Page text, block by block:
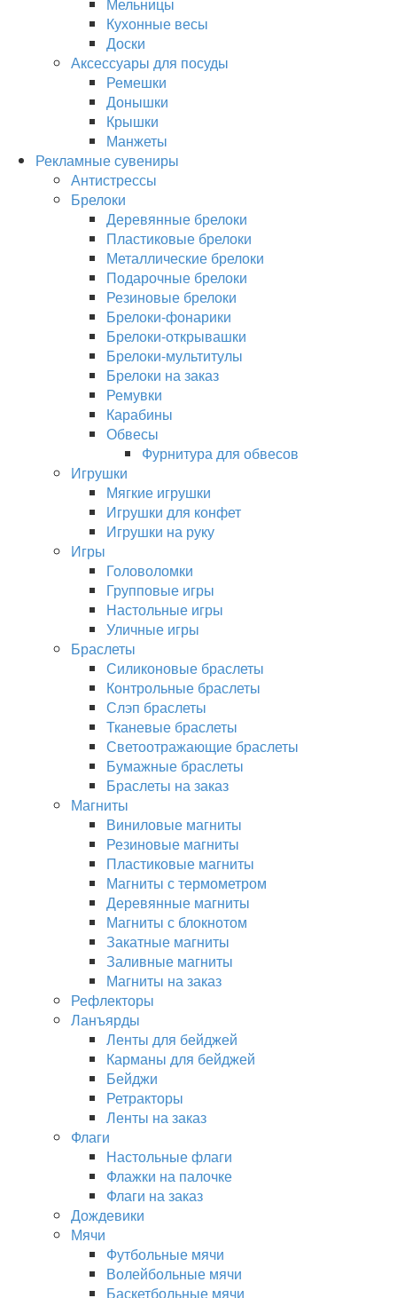
Кухонные весы
Доски
Аксессуары для посуды
Ремешки
Донышки
Крышки
Манжеты
Рекламные сувениры
Антистрессы
Брелоки
Деревянные брелоки
Пластиковые брелоки
Металлические брелоки
Подарочные брелоки
Резиновые брелоки
Брелоки-фонарики
Брелоки-открывашки
Брелоки-мультитулы
Брелоки на заказ
Ремувки
Карабины
Обвесы
Фурнитура для обвесов
Игрушки
Мягкие игрушки
Игрушки для конфет
Игрушки на руку
Игры
Головоломки
Групповые игры
Настольные игры
Уличные игры
Браслеты
Силиконовые браслеты
Контрольные браслеты
Слэп браслеты
Тканевые браслеты
Светоотражающие браслеты
Бумажные браслеты
Браслеты на заказ
Магниты
Виниловые магниты
Резиновые магниты
Пластиковые магниты
Магниты с термометром
Деревянные магниты
Магниты с блокнотом
Закатные магниты
Заливные магниты
Магниты на заказ
Рефлекторы
Ланъярды
Ленты для бейджей
Карманы для бейджей
Бейджи
Ретракторы
Ленты на заказ
Флаги
Настольные флаги
Флажки на палочке
Флаги на заказ
Дождевики
Мячи
Футбольные мячи
Волейбольные мячи
Баскетбольные мячи